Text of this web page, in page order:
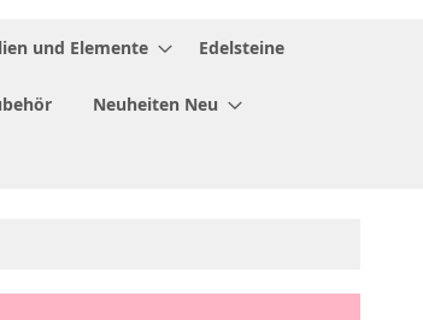
und Elemente Edelsteine
Neuheiten Neu